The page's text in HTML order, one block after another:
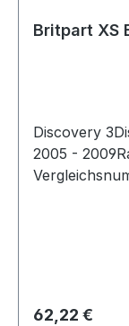
Britpart XS
Discovery
2005 -
Regulärer
62,22 €